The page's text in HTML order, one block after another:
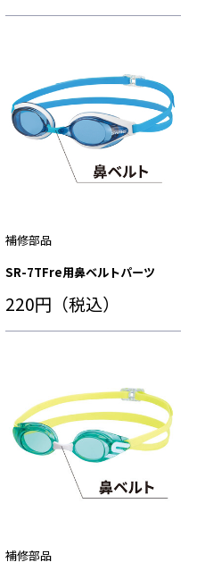
補修部品
SR-7TFre用鼻ベルトパーツ
220円（税込）
補修部品